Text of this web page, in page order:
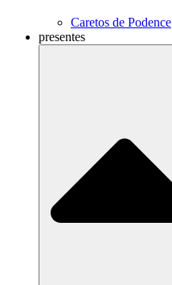
Caretos de Podence
presentes